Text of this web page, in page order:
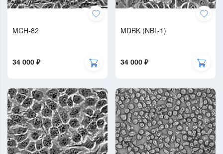
MCH-82
34 000 ₽
MDBK (NBL-1)
34 000 ₽